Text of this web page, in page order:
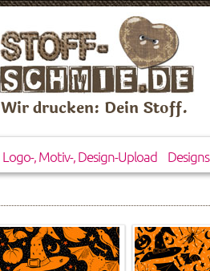
Wir drucken: Dein Stoff.
Logo-, Motiv-, Design-Upload Designs